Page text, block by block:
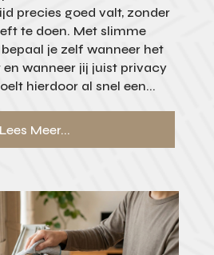
precies goed valt, zonder
te doen. Met slimme
je zelf wanneer het
wanneer jij juist privacy
hierdoor al snel een...
Lees Meer...